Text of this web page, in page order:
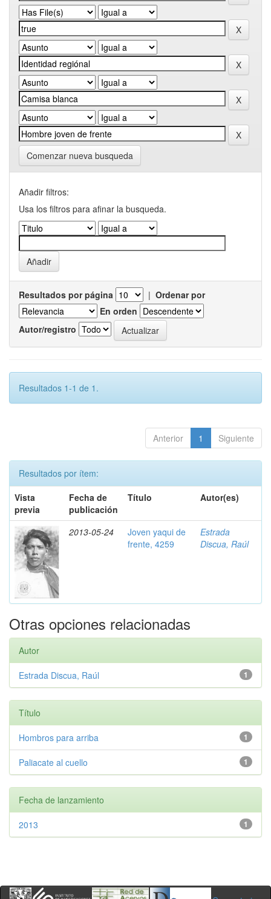
Comenzar nueva busqueda
Añadir filtros:
Usa los filtros para afinar la busqueda.
Resultados por página | Ordenar por
En orden
Autor/registro
Resultados 1-1 de 1.
Anterior 1 Siguiente
Resultados por ítem:
Vista
previa
Fecha de
publicación
Título Autor(es)
2013-05-24
Joven yaqui de
frente, 4259
Estrada
Discua, Raúl
Otras opciones relacionadas
Autor
1
Estrada Discua, Raúl
Título
1
Hombros para arriba
1
Paliacate al cuello
Fecha de lanzamiento
1
2013